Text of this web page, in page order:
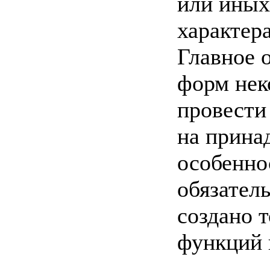
Главное
форм
на
создано
функций